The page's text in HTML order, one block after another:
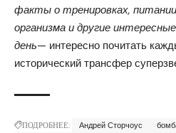
факты о тренировках,
организма и другие
день— интересно почитать
исторический трансфер
ПОДРОБНЕЕ: Андрей Сторчоус